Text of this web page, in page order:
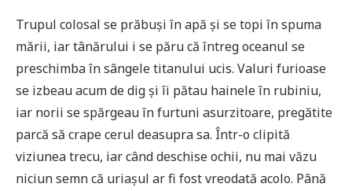
Trupul colosal se prăbuși în apă și se topi în spuma
mării, iar tânărului i se păru că întreg oceanul se
preschimba în sângele titanului ucis. Valuri furioase
se izbeau acum de dig și îi pătau hainele în rubiniu,
iar norii se spărgeau în furtuni asurzitoare, pregătite
parcă să crape cerul deasupra sa. Într-o clipită
viziunea trecu, iar când deschise ochii, nu mai văzu
niciun semn că uriașul ar fi fost vreodată acolo. Până